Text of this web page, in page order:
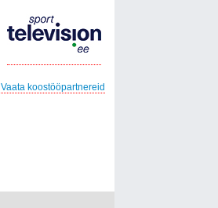
Vaata koostööpartnereid